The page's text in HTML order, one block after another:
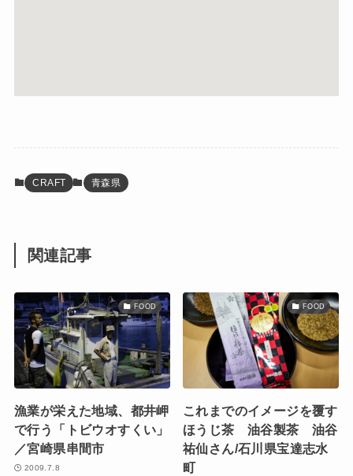
CRAFT 青森県
関連記事
FOOD
漁業が栄えた地域、都井岬
で行う「トビウオすくい」
／宮崎県串間市
2009.7.8
FOOD
これまでのイメージを覆す
ほうじ茶 油谷製茶 油谷
祐仙さん/石川県宝達志水
町